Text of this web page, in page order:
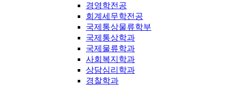
경영학전공
회계세무학전공
국제통상물류학부
국제통상학과
국제물류학과
사회복지학과
상담심리학과
경찰학과